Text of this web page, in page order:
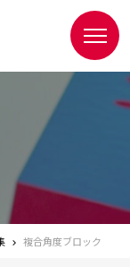
複合角度ブロック